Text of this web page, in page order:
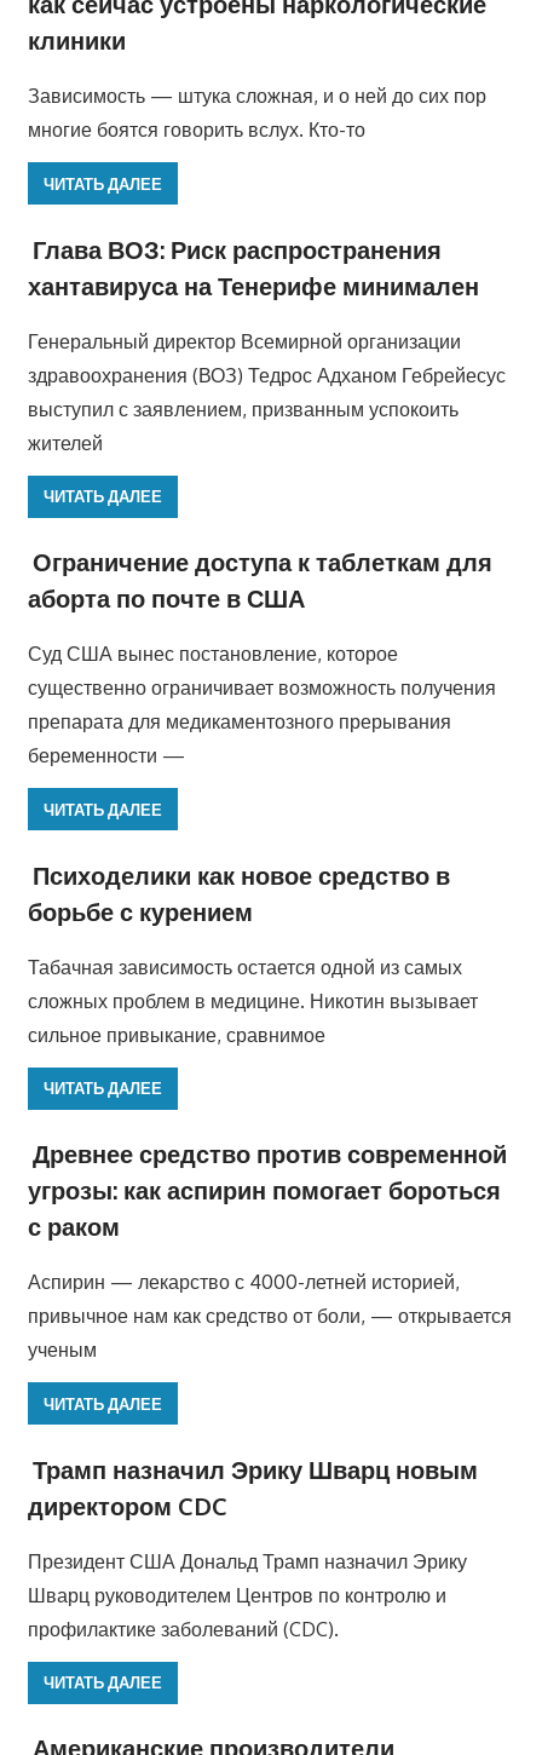
клиники
Зависимость — штука сложная, и о ней до сих пор
многие боятся говорить вслух. Кто-то
ЧИТАТЬ ДАЛЕЕ
Глава ВОЗ: Риск распространения
хантавируса на Тенерифе минимален
Генеральный директор Всемирной организации
здравоохранения (ВОЗ) Тедрос Адханом Гебрейесус
выступил с заявлением, призванным успокоить
жителей
ЧИТАТЬ ДАЛЕЕ
Ограничение доступа к таблеткам для
аборта по почте в США
Суд США вынес постановление, которое
существенно ограничивает возможность получения
препарата для медикаментозного прерывания
беременности —
ЧИТАТЬ ДАЛЕЕ
Психоделики как новое средство в
борьбе с курением
Табачная зависимость остается одной из самых
сложных проблем в медицине. Никотин вызывает
сильное привыкание, сравнимое
ЧИТАТЬ ДАЛЕЕ
Древнее средство против современной
угрозы: как аспирин помогает бороться
с раком
Аспирин — лекарство с 4000-летней историей,
привычное нам как средство от боли, — открывается
ученым
ЧИТАТЬ ДАЛЕЕ
Трамп назначил Эрику Шварц новым
директором CDC
Президент США Дональд Трамп назначил Эрику
Шварц руководителем Центров по контролю и
профилактике заболеваний (CDC).
ЧИТАТЬ ДАЛЕЕ
Американские производители